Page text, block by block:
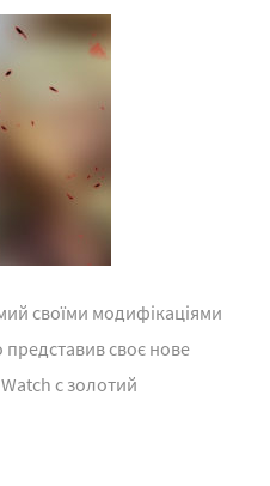
своїми модифікаціями
своє нове
c золотий